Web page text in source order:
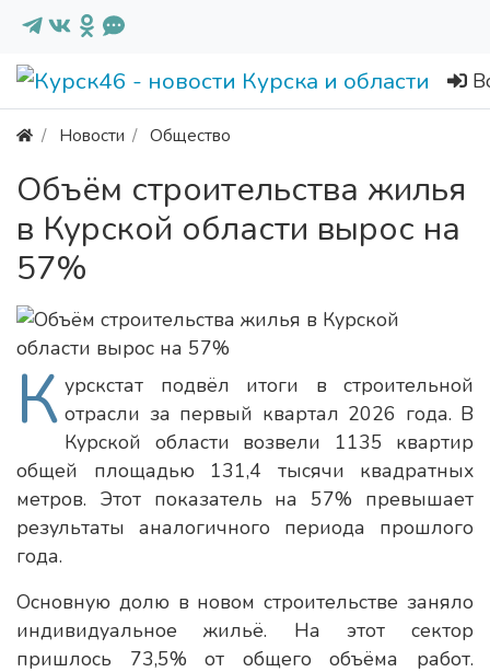
Новости Общество
Объём строительства жилья
в Курской области вырос на
57%
К урскстат подвёл итоги в строительной
отрасли за первый квартал 2026 года. В
Курской области возвели 1135 квартир
общей площадью 131,4 тысячи квадратных
метров. Этот показатель на 57% превышает
результаты аналогичного периода прошлого
года.
Основную долю в новом строительстве заняло
индивидуальное жильё. На этот сектор
пришлось 73,5% от общего объёма работ.